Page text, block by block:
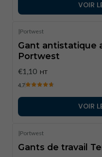
VOIR
|Portwest
Gant antistatique
Portwest
€1,10 HT
4.7
VOIR
|Portwest
Gants de travail